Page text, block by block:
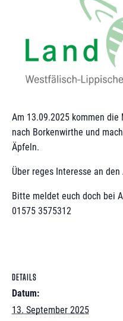
Am 13.09.2025 kommen
nach Borkenwirthe und
Äpfeln.
Über reges Interesse an
Bitte meldet euch doch bei
01575 3575312
DETAILS
Datum:
13. September 2025